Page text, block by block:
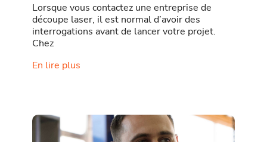
Lorsque vous contactez une entreprise de
découpe laser, il est normal d’avoir des
interrogations avant de lancer votre projet.
Chez
En lire plus